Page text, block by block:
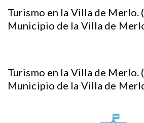
Turismo en la Villa de Merlo.
Municipio de la Villa de
Turismo en la Villa de Merlo.
Municipio de la Villa de